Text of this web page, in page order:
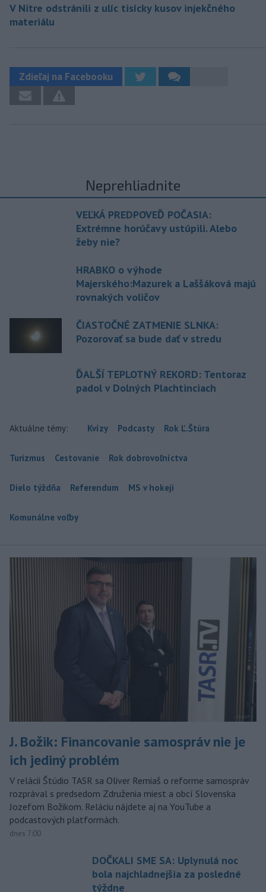
V Nitre odstránili z ulíc tisícky kusov injekčného
materiálu
Zdieľaj na Facebooku
Neprehliadnite
VEĽKÁ PREDPOVEĎ POČASIA:
Extrémne horúčavy ustúpili. Alebo
žeby nie?
HRABKO o výhode
Majerského:Mazurek a Laššáková majú
rovnakých voličov
ČIASTOČNÉ ZATMENIE SLNKA:
Pozorovať sa bude dať v stredu
ĎALŠÍ TEPLOTNÝ REKORD: Tentoraz
padol v Dolných Plachtinciach
Aktuálne témy: Kvízy Podcasty Rok Ľ.Štúra
Turizmus Cestovanie Rok dobrovoľníctva
Dielo týždňa Referendum MS v hokeji
Komunálne voľby
J. Božik: Financovanie samospráv nie je
ich jediný problém
V relácii Štúdio TASR sa Oliver Remiaš o reforme samospráv
rozprával s predsedom Združenia miest a obcí Slovenska
Jozefom Božikom. Reláciu nájdete aj na YouTube a
podcastových platformách.
dnes 7:00
DOČKALI SME SA: Uplynulá noc
bola najchladnejšia za posledné
týždne